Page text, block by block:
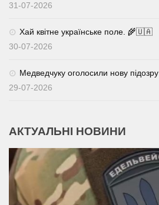
31-07-2026
Хай квітне українське поле. 🌾🇺🇦
30-07-2026
Медведчуку оголосили нову підозру
29-07-2026
АКТУАЛЬНІ НОВИНИ